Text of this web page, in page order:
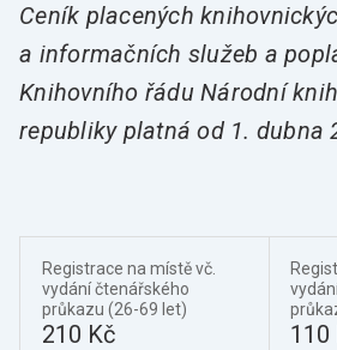
Ceník placených
a informačních služeb a
Knihovního řádu Národní
republiky platná od 1. dubna
Registrace na místě vč.
vydání čtenářského
průkazu (26-69 let)
210 Kč 110